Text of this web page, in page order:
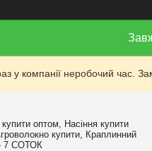
у компанії неробочий час.
оптом, Насіння купити
купити, Краплинний
7 СОТОК